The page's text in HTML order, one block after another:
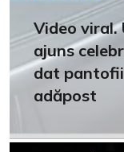
Video viral.
ajuns
dat
adăpost